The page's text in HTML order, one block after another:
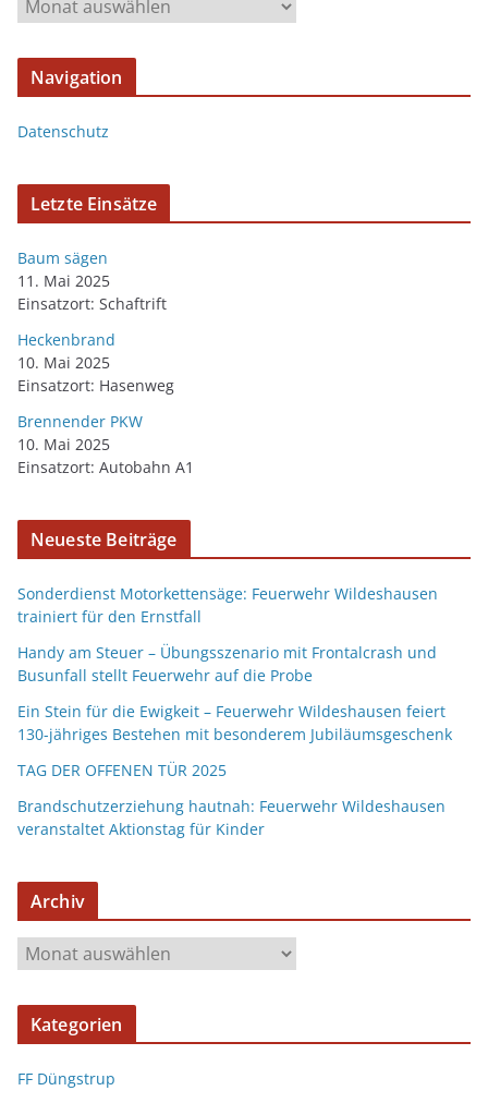
Navigation
Datenschutz
Letzte Einsätze
Baum sägen
11. Mai 2025
Einsatzort: Schaftrift
Heckenbrand
10. Mai 2025
Einsatzort: Hasenweg
Brennender PKW
10. Mai 2025
Einsatzort: Autobahn A1
Neueste Beiträge
Sonderdienst Motorkettensäge: Feuerwehr Wildeshausen
trainiert für den Ernstfall
Handy am Steuer – Übungsszenario mit Frontalcrash und
Busunfall stellt Feuerwehr auf die Probe
Ein Stein für die Ewigkeit – Feuerwehr Wildeshausen feiert
130-jähriges Bestehen mit besonderem Jubiläumsgeschenk
TAG DER OFFENEN TÜR 2025
Brandschutzerziehung hautnah: Feuerwehr Wildeshausen
veranstaltet Aktionstag für Kinder
Archiv
Kategorien
FF Düngstrup